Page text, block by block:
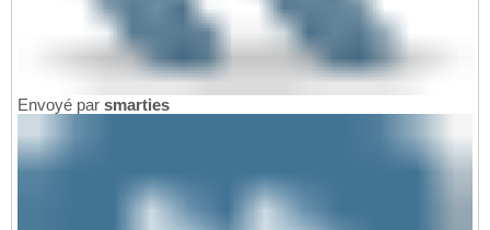
Envoyé par smarties